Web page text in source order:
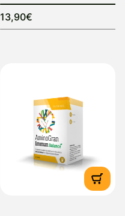
13,90€